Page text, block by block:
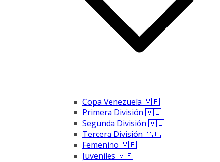
Copa Venezuela 🇻🇪
Primera División 🇻🇪
Segunda División 🇻🇪
Tercera División 🇻🇪
Femenino 🇻🇪
Juveniles 🇻🇪